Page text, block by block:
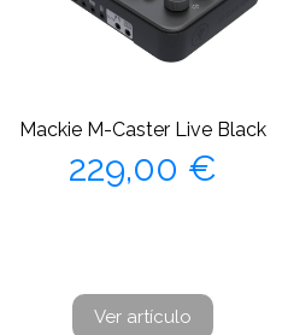
Mackie M-Caster Live Black
Precio
229,00 €
Ver artículo